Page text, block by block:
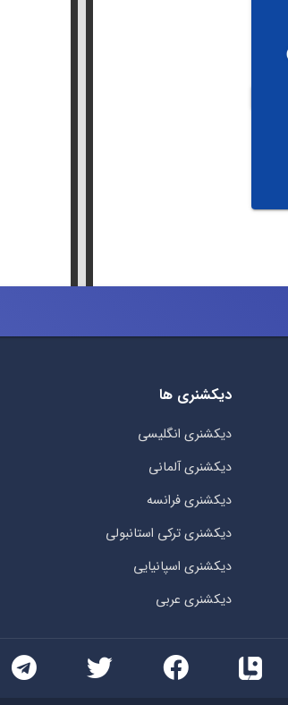
دیکشنری ها
دیکشنری انگلیسی
دیکشنری آلمانی
دیکشنری فرانسه
دیکشنری ترکی استانبولی
دیکشنری اسپانیایی
دیکشنری عربی